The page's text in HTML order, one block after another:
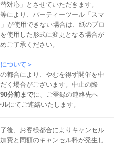
対応」とさせていただきます。
により、パーティーツール「スマ
が使用できない場合は、紙のプロ
使用した形式に変更となる場合が
ご了承ください。
ついて＞
都合により、やむを得ず開催を中
く場合がございます。中止の際
90分前までに、ご登録の連絡先へ
ルにてご連絡いたします。
後、お客様都合によりキャンセル
費と同額のキャンセル料が発生し